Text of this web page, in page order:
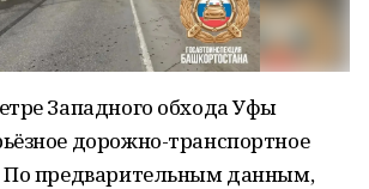
Западного обхода Уфы
дорожно-транспортное
По предварительным данным,